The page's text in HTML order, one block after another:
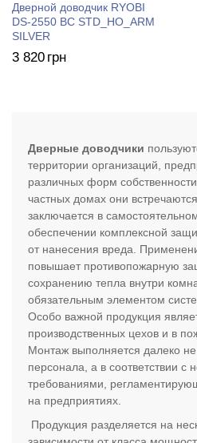
Дверной доводчик RYOBI
DS-2550 BC STD_HO_ARM
SILVER
3 820 грн
Дверные доводчики
территории организаций,
различных форм
частных домах они
заключается в
обеспечении комплексной
от нанесения вреда.
повышает противопожарную
сохранению тепла внутри
обязательным элементом
Особо важной продукция
производственных цехов и в
Монтаж выполняется далеко
персонала, а в соответствии с
требованиями,
на предприятиях.
Продукция разделяется на